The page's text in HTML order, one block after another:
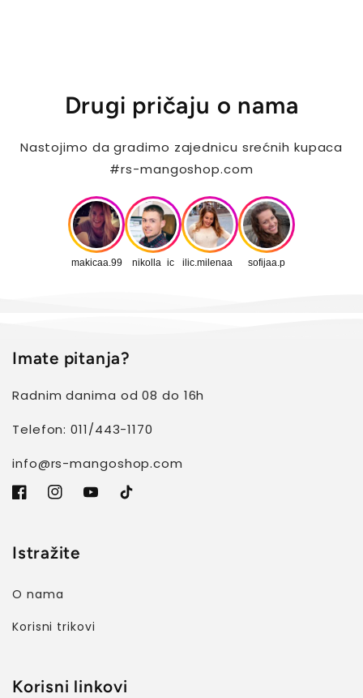
Drugi pričaju o nama
Nastojimo da gradimo zajednicu srećnih kupaca
#rs-mangoshop.com
makicaa.99 nikolla_ic ilic.milenaa_ sofijaa.p
Imate pitanja?
Radnim danima od 08 do 16h
Telefon: 011/443-1170
info@rs-mangoshop.com
FacebookInstagramYouTubeTikTok
Istražite
O nama
Korisni trikovi
Korisni linkovi